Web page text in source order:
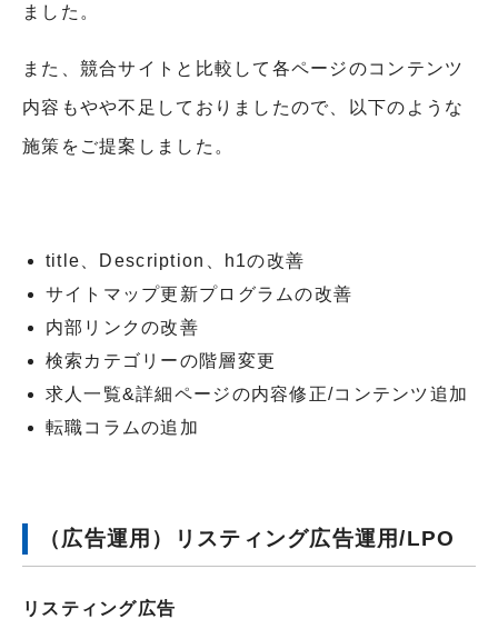
ました。
また、競合サイトと比較して各ページのコンテンツ
内容もやや不足しておりましたので、以下のような
施策をご提案しました。
title、Description、h1の改善
サイトマップ更新プログラムの改善
内部リンクの改善
検索カテゴリーの階層変更
求人一覧&詳細ページの内容修正/コンテンツ追加
転職コラムの追加
（広告運用）リスティング広告運用/LPO
リスティング広告